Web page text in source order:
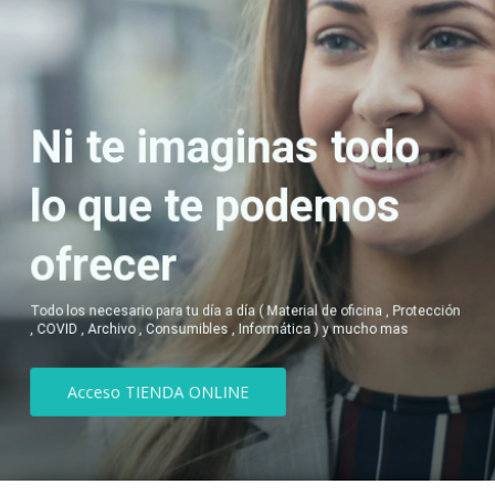
Ni te imaginas todo
lo que te podemos
ofrecer
Todo los necesario para tu día a día ( Material de oficina , Protección
, COVID , Archivo , Consumibles , Informática ) y mucho mas
Acceso TIENDA ONLINE